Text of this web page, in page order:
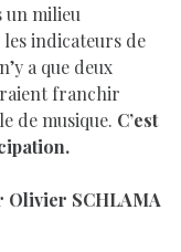
un milieu
indicateurs de
a que deux
franchir
de musique. C’est
SCHLAMA